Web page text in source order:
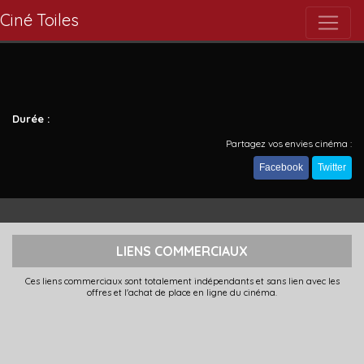
Ciné Toiles
Durée :
Partagez vos envies cinéma :
Facebook Twitter
LIENS COMMERCIAUX
Ces liens commerciaux sont totalement indépendants et sans lien avec les
offres et l'achat de place en ligne du cinéma.